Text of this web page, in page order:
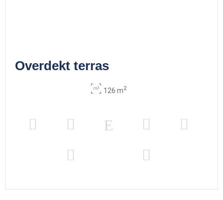
Overdekt terras
126 m2